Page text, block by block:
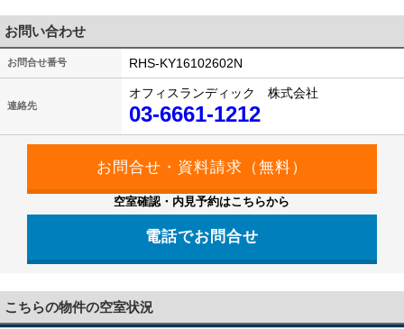
お問い合わせ
お問合せ番号 RHS-KY16102602N
連絡先
オフィスランディック 株式会社
03-6661-1212
空室確認・内見予約はこちらから
電話でお問合せ
こちらの物件の空室状況